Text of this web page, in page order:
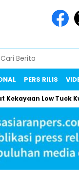
PERS RILIS
Low Tuck